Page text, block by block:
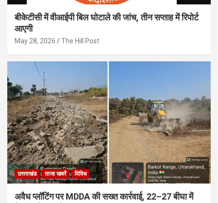
बीकेटीसी में वीआईपी बिल घोटाले की जांच, तीन सप्ताह में रिपोर्ट
आएगी
May 28, 2026 The Hill Post
उत्तराखंड ताजा खबरें विविध
अवैध प्लॉटिंग पर MDDA की सख्त कार्रवाई, 22–27 बीघा में